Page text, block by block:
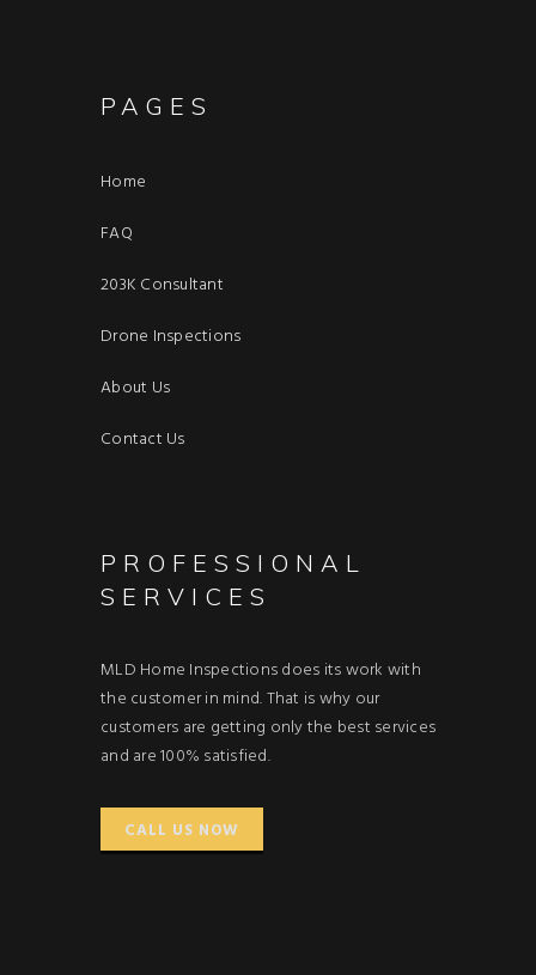
PAGES
Home
FAQ
203K Consultant
Drone Inspections
About Us
Contact Us
PROFESSIONAL
SERVICES
MLD Home Inspections does its work with
the customer in mind. That is why our
customers are getting only the best services
and are 100% satisfied.
CALL US NOW